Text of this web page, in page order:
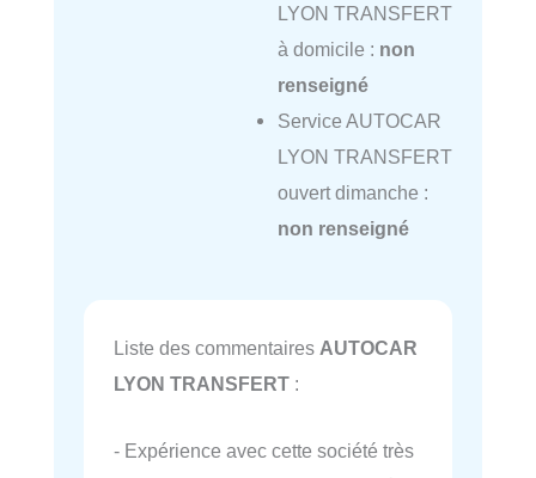
LYON TRANSFERT
à domicile : non
renseigné
Service AUTOCAR
LYON TRANSFERT
ouvert dimanche :
non renseigné
Liste des commentaires AUTOCAR
LYON TRANSFERT :
- Expérience avec cette société très